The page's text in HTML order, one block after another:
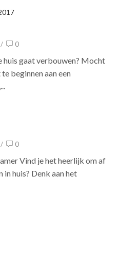
/ 0
huis gaat verbouwen? Mocht
beginnen aan een
/ 0
Vind je het heerlijk om af
in huis? Denk aan het